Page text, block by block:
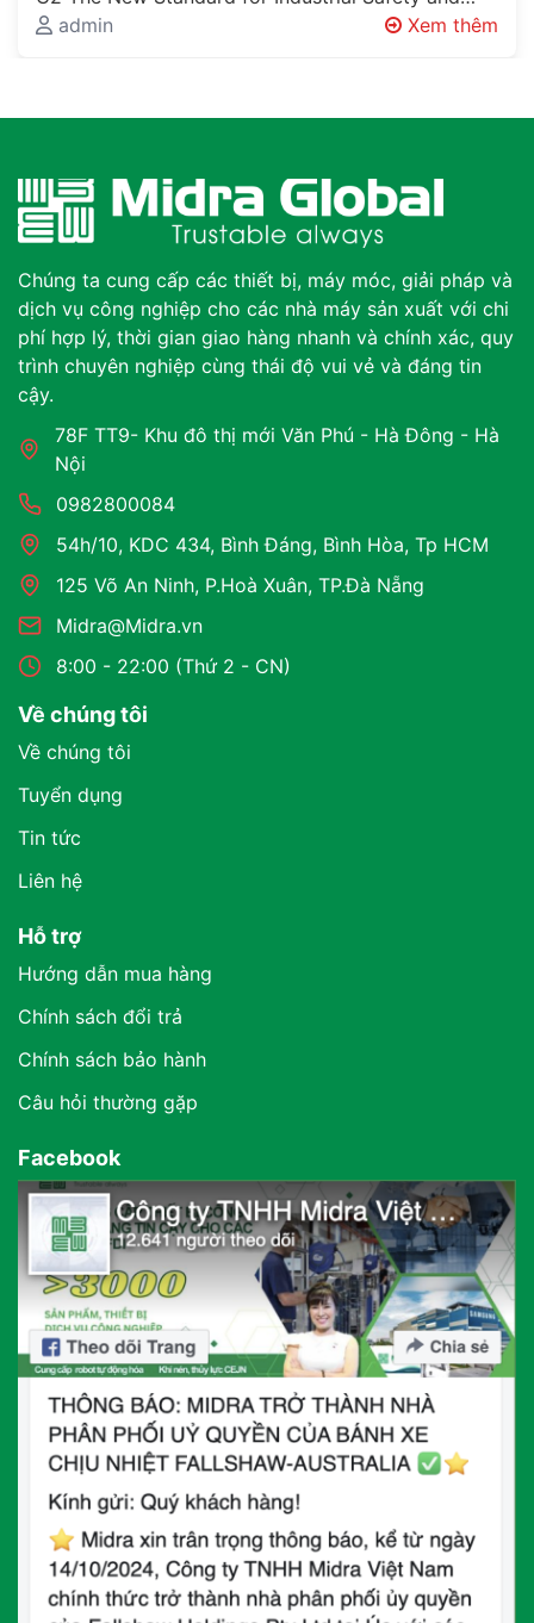
Workplace Organisation Every Factory Has…
admin Xem thêm
Chúng ta cung cấp các thiết bị, máy móc, giải pháp và
dịch vụ công nghiệp cho các nhà máy sản xuất với chi
phí hợp lý, thời gian giao hàng nhanh và chính xác, quy
trình chuyên nghiệp cùng thái độ vui vẻ và đáng tin
cậy.
78F TT9- Khu đô thị mới Văn Phú - Hà Đông - Hà
Nội
0982800084
54h/10, KDC 434, Bình Đáng, Bình Hòa, Tp HCM
125 Võ An Ninh, P.Hoà Xuân, TP.Đà Nẵng
Midra@Midra.vn
8:00 - 22:00 (Thứ 2 - CN)
Về chúng tôi
Về chúng tôi
Tuyển dụng
Tin tức
Liên hệ
Hỗ trợ
Hướng dẫn mua hàng
Chính sách đổi trả
Chính sách bảo hành
Câu hỏi thường gặp
Facebook